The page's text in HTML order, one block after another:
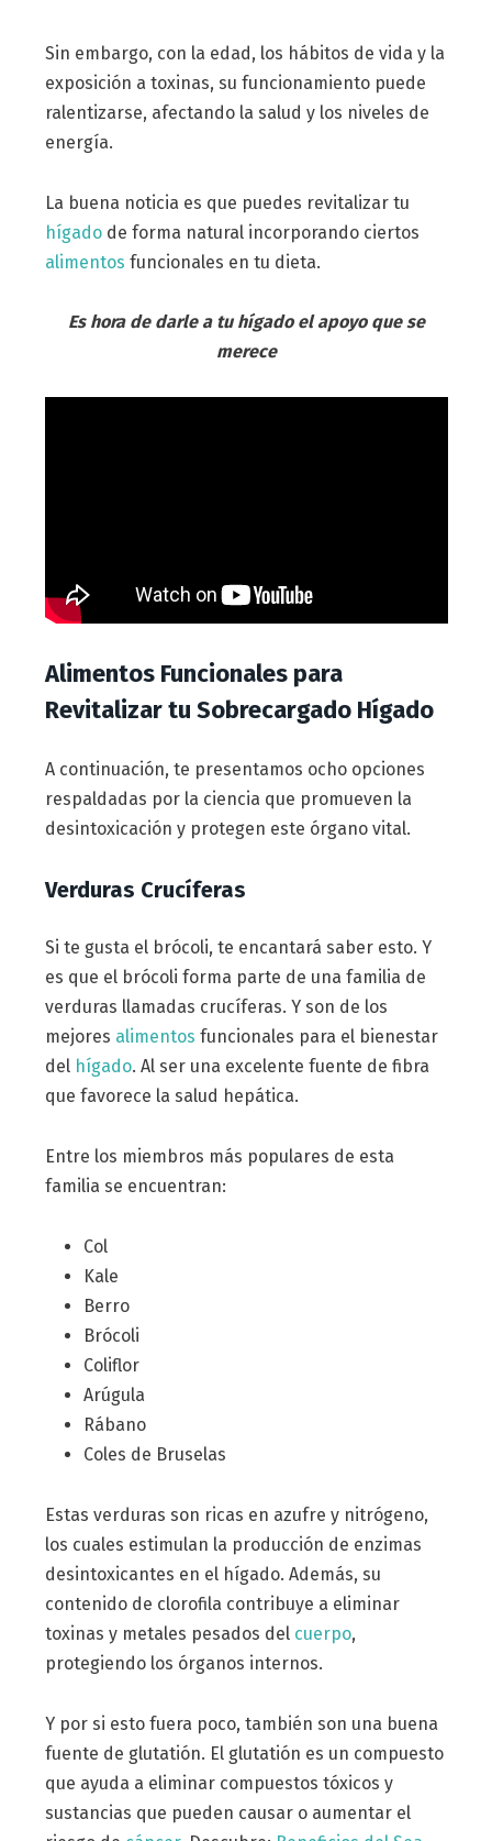
Sin embargo, con la edad, los hábitos de vida y la
exposición a toxinas, su funcionamiento puede
ralentizarse, afectando la salud y los niveles de
energía.
La buena noticia es que puedes revitalizar tu
hígadode forma natural incorporando ciertos
alimentos funcionales en tu dieta.
Es hora de darle a tu hígado el apoyo que se
merece
Alimentos Funcionales para
Revitalizar tu Sobrecargado Hígado
A continuación, te presentamos ocho opciones
respaldadas por la ciencia que promueven la
desintoxicación y protegen este órgano vital.
Verduras Crucíferas
Si te gusta el brócoli, te encantará saber esto. Y
es que el brócoli forma parte de una familia de
verduras llamadas crucíferas. Y son de los
mejores alimentos funcionales para el bienestar
del hígado. Al ser una excelente fuente de fibra
que favorece la salud hepática.
Entre los miembros más populares de esta
familia se encuentran:
Col
Kale
Berro
Brócoli
Coliflor
Arúgula
Rábano
Coles de Bruselas
Estas verduras son ricas en azufre y nitrógeno,
los cuales estimulan la producción de enzimas
desintoxicantes en el hígado. Además, su
contenido de clorofila contribuye a eliminar
toxinas y metales pesados del cuerpo,
protegiendo los órganos internos.
Y por si esto fuera poco, también son una buena
fuente de glutatión. El glutatión es un compuesto
que ayuda a eliminar compuestos tóxicos y
sustancias que pueden causar o aumentar el